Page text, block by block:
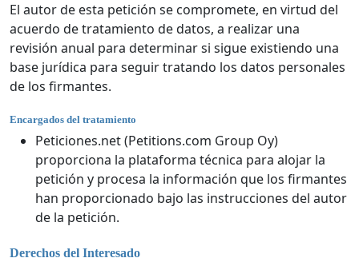
El autor de esta petición se compromete, en virtud del
acuerdo de tratamiento de datos, a realizar una
revisión anual para determinar si sigue existiendo una
base jurídica para seguir tratando los datos personales
de los firmantes.
Encargados del tratamiento
Peticiones.net (Petitions.com Group Oy)
proporciona la plataforma técnica para alojar la
petición y procesa la información que los firmantes
han proporcionado bajo las instrucciones del autor
de la petición.
Derechos del Interesado